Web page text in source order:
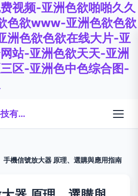
视频-亚洲色欲啪啪久久
色欲www-亚洲色欲色欲
洲色欲色欲在线大片-亚
站-亚洲色欲天天-亚洲
区-亚洲色中色综合图-
上海居燃客網絡科技有限公司
手機信號放大器 原理、選購與應用指南